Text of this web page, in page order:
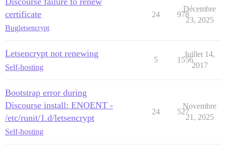
certificate
Bugletsencrypt
24 978
Décembre
23, 2025
Letsencrypt not renewing
Self-hosting
5 1556
Juillet 14,
2017
Bootstrap error during
Discourse install: ENOENT -
/etc/runit/1.d/letsencrypt
Self-hosting
24 527
Novembre
21, 2025